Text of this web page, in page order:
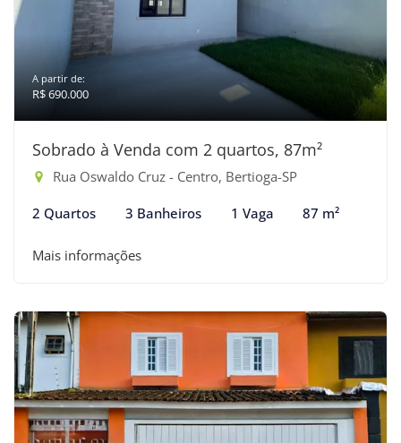
A partir de:
R$ 690.000
Sobrado à Venda com 2 quartos, 87m²
Rua Oswaldo Cruz - Centro, Bertioga-SP
2 Quartos 3 Banheiros 1 Vaga 87 m²
Mais informações